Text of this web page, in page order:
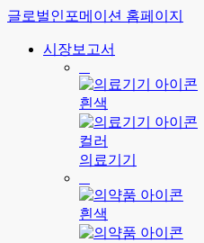
글로벌인포메이션 홈페이지
시장보고서
의료기기